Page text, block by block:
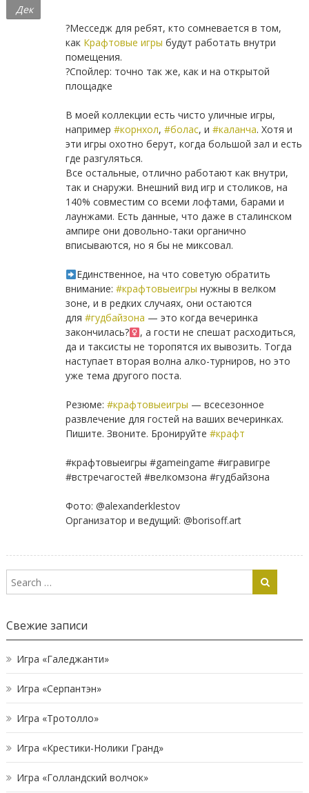
Дек
?Месседж для ребят, кто сомневается в том,
как Крафтовые игры будут работать внутри
помещения.
?Спойлер: точно так же, как и на открытой
площадке
В моей коллекции есть чисто уличные игры,
например #корнхол, #болас, и #каланча. Хотя и
эти игры охотно берут, когда большой зал и есть
где разгуляться.
Все остальные, отлично работают как внутри,
так и снаружи. Внешний вид игр и столиков, на
140% совместим со всеми лофтами, барами и
лаунжами. Есть данные, что даже в сталинском
ампире они довольно-таки органично
вписываются, но я бы не миксовал.
Единственное, на что советую обратить
внимание: #крафтовыеигры нужны в велком
зоне, и в редких случаях, они остаются
для #гудбайзона — это когда вечеринка
закончилась?‍
, а гости не спешат расходиться,
да и таксисты не торопятся их вывозить. Тогда
наступает вторая волна алко-турниров, но это
уже тема другого поста.
Резюме: #крафтовыеигры — всесезонное
развлечение для гостей на ваших вечеринках.
Пишите. Звоните. Бронируйте #крафт
#крафтовыеигры #gameingame #игравигре
#встречагостей #велкомзона #гудбайзона
Фото: @alexanderklestov
Организатор и ведущий: @borisoff.art
Свежие записи
Игра «Галеджанти»
Игра «Серпантэн»
Игра «Тротолло»
Игра «Крестики-Нолики Гранд»
Игра «Голландский волчок»